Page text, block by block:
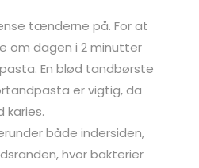
tænderne på. For at
om dagen i 2 minutter
En blød tandbørste
er vigtig, da
både indersiden,
hvor bakterier